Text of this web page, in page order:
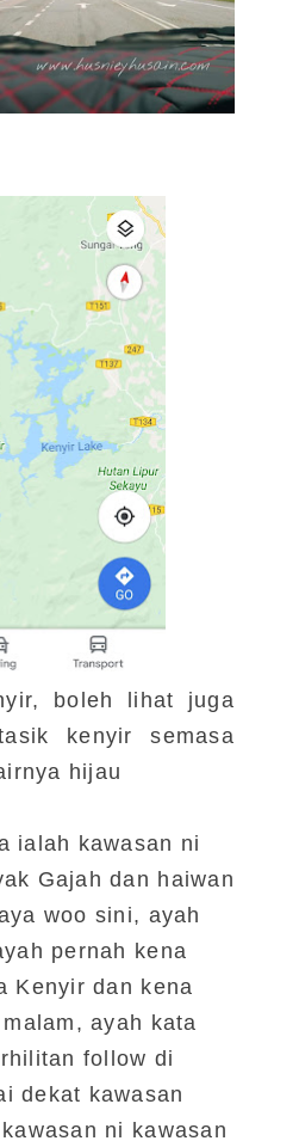
boleh lihat juga
kenyir semasa
hijau
ialah kawasan ni
Gajah dan haiwan
woo sini, ayah
pernah kena
Kenyir dan kena
ayah kata
follow di
dekat kawasan
ni kawasan